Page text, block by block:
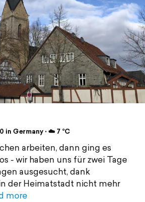
in Germany ⋅ ☁️ 7 °C
arbeiten, dann ging es
- wir haben uns für zwei Tage
ausgesucht, dank
der Heimatstadt nicht mehr
more